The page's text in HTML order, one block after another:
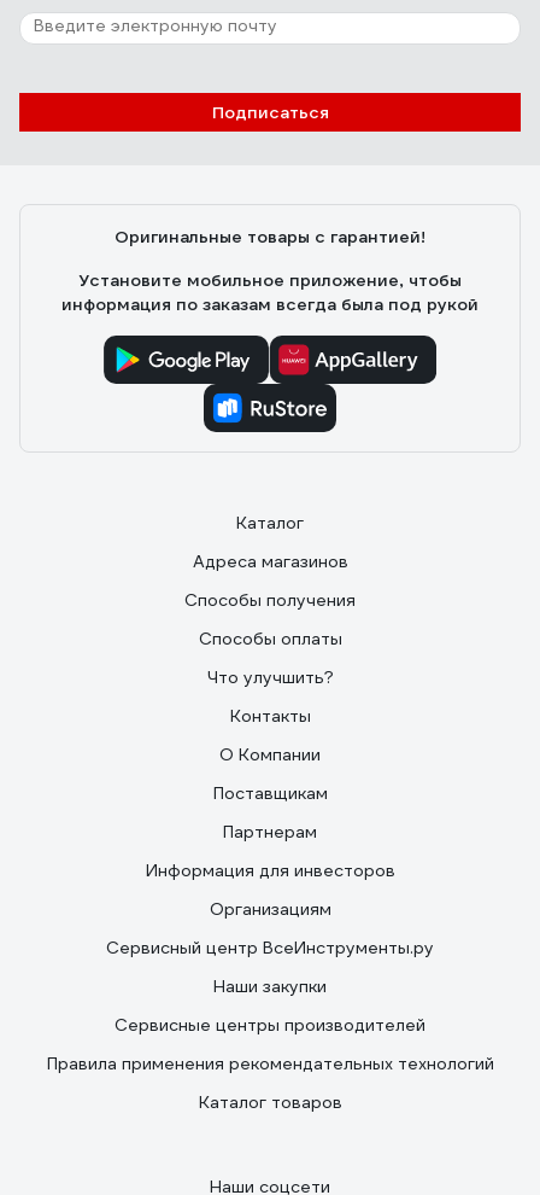
107 отзывов
Подписаться
Оригинальные товары с гарантией!
Установите мобильное приложение, чтобы
информация по заказам всегда была под рукой
Каталог
Адреса магазинов
Способы получения
Способы оплаты
Что улучшить?
Контакты
О Компании
Поставщикам
Партнерам
Информация для инвесторов
Организациям
Сервисный центр ВсеИнструменты.ру
Наши закупки
Сервисные центры производителей
Правила применения рекомендательных технологий
Каталог товаров
Наши соцсети